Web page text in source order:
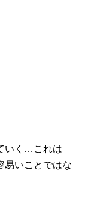
いく…これは
易いことではな